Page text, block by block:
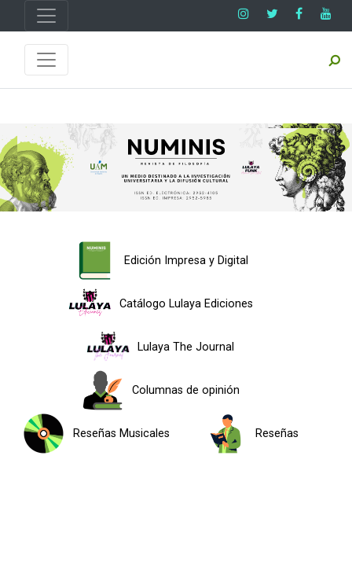
Edición Impresa y Digital
Catálogo Lulaya Ediciones
Lulaya The Journal
Columnas de opinión
Reseñas Musicales Reseñas